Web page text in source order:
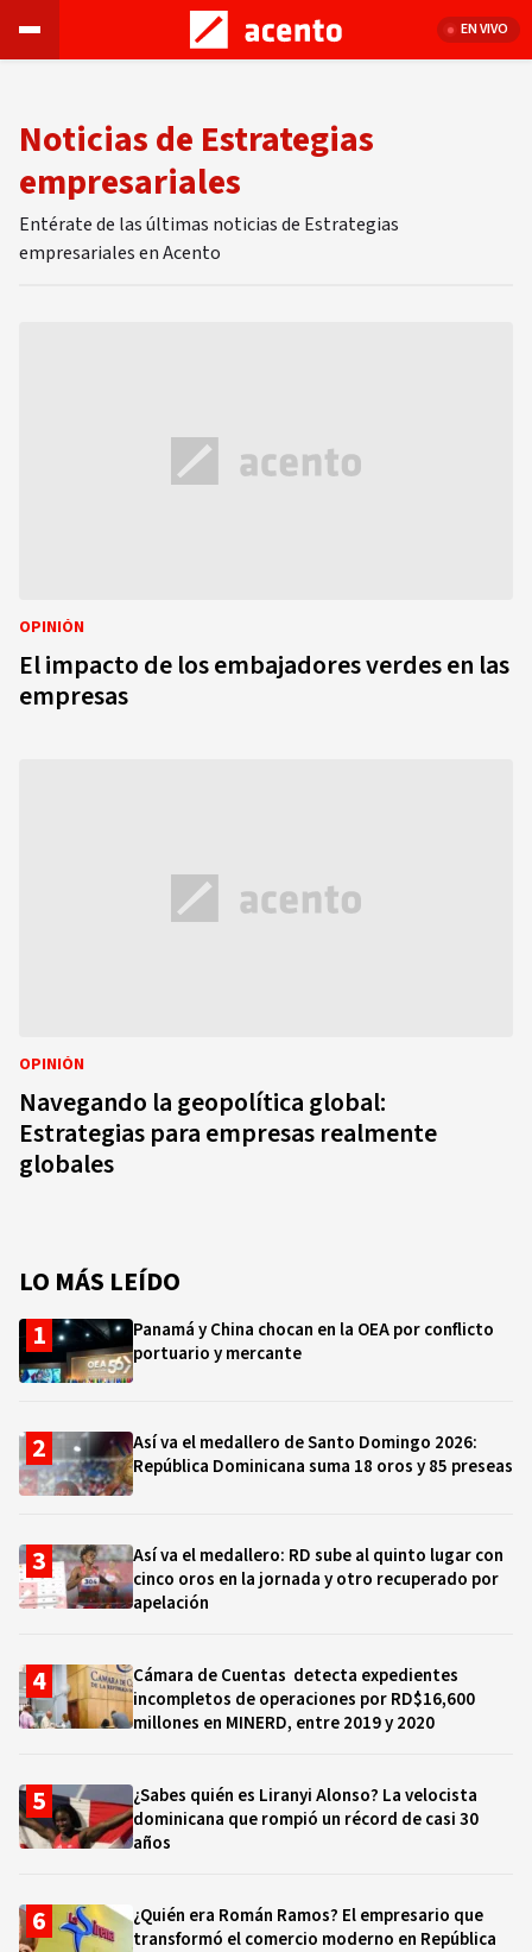
EN VIVO
Noticias de Estrategias
empresariales
Entérate de las últimas noticias de Estrategias
empresariales en Acento
OPINIÓN
El impacto de los embajadores verdes en las
empresas
OPINIÓN
Navegando la geopolítica global:
Estrategias para empresas realmente
globales
LO MÁS LEÍDO
Panamá y China chocan en la OEA por conflicto
portuario y mercante
Así va el medallero de Santo Domingo 2026:
República Dominicana suma 18 oros y 85 preseas
Así va el medallero: RD sube al quinto lugar con
cinco oros en la jornada y otro recuperado por
apelación
Cámara de Cuentas detecta expedientes
incompletos de operaciones por RD$16,600
millones en MINERD, entre 2019 y 2020
¿Sabes quién es Liranyi Alonso? La velocista
dominicana que rompió un récord de casi 30
años
¿Quién era Román Ramos? El empresario que
transformó el comercio moderno en República